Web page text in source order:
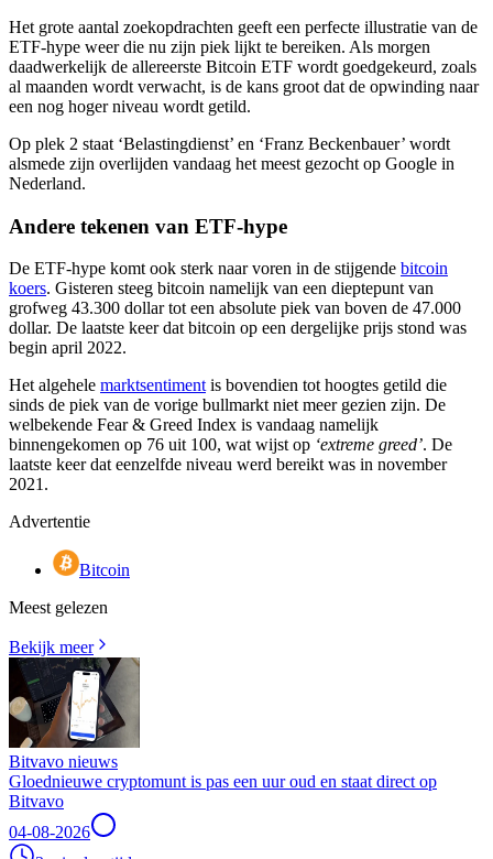
Het grote aantal zoekopdrachten geeft een perfecte illustratie van de
ETF-hype weer die nu zijn piek lijkt te bereiken. Als morgen
daadwerkelijk de allereerste Bitcoin ETF wordt goedgekeurd, zoals
al maanden wordt verwacht, is de kans groot dat de opwinding naar
een nog hoger niveau wordt getild.
Op plek 2 staat ‘Belastingdienst’ en ‘Franz Beckenbauer’ wordt
alsmede zijn overlijden vandaag het meest gezocht op Google in
Nederland.
Andere tekenen van ETF-hype
De ETF-hype komt ook sterk naar voren in de stijgende bitcoin
koers. Gisteren steeg bitcoin namelijk van een dieptepunt van
grofweg 43.300 dollar tot een absolute piek van boven de 47.000
dollar. De laatste keer dat bitcoin op een dergelijke prijs stond was
begin april 2022.
Het algehele marktsentiment is bovendien tot hoogtes getild die
sinds de piek van de vorige bullmarkt niet meer gezien zijn. De
welbekende Fear & Greed Index is vandaag namelijk
binnengekomen op 76 uit 100, wat wijst op ‘extreme greed’. De
laatste keer dat eenzelfde niveau werd bereikt was in november
2021.
Advertentie
Bitcoin
Meest gelezen
Bekijk meer
Bitvavo nieuws
Gloednieuwe cryptomunt is pas een uur oud en staat direct op
Bitvavo
04-08-2026